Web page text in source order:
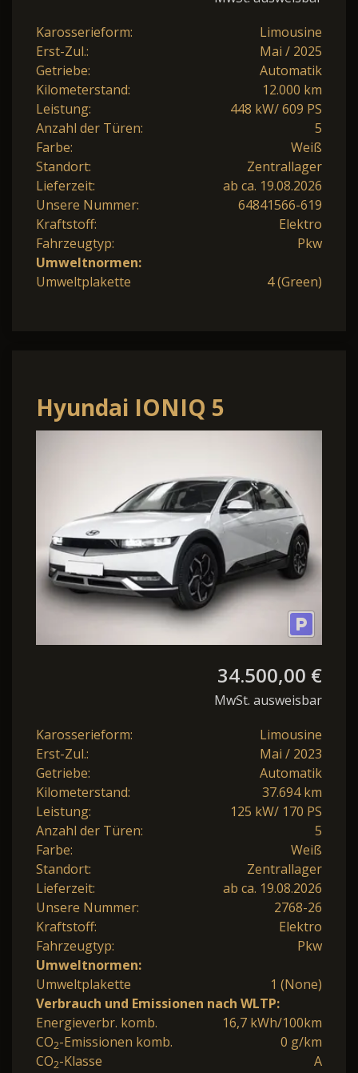
Karosserieform:
Limousine
Erst-Zul.:
Mai / 2025
Getriebe:
Automatik
Kilometerstand:
12.000 km
Leistung:
448 kW/ 609 PS
Anzahl der Türen:
5
Farbe:
Weiß
Standort:
Zentrallager
Lieferzeit:
ab ca. 19.08.2026
Unsere Nummer:
64841566-619
Kraftstoff:
Elektro
Fahrzeugtyp:
Pkw
Umweltnormen:
Umweltplakette
4 (Green)
Hyundai IONIQ 5
Dynamiq Elektro Navi
Digitales Cockpit L
34.500,00 €
MwSt. ausweisbar
Karosserieform:
Limousine
Erst-Zul.:
Mai / 2023
Getriebe:
Automatik
Kilometerstand:
37.694 km
Leistung:
125 kW/ 170 PS
Anzahl der Türen:
5
Farbe:
Weiß
Standort:
Zentrallager
Lieferzeit:
ab ca. 19.08.2026
Unsere Nummer:
2768-26
Kraftstoff:
Elektro
Fahrzeugtyp:
Pkw
Umweltnormen:
Umweltplakette
1 (None)
Verbrauch und Emissionen nach WLTP:
Energieverbr. komb.
16,7 kWh/100km
CO2-Emissionen komb.
0 g/km
CO2-Klasse A